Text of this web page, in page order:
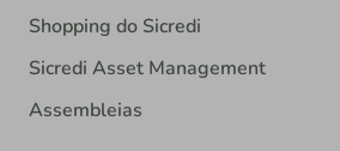
Shopping do Sicredi
Sicredi Asset Management
Assembleias